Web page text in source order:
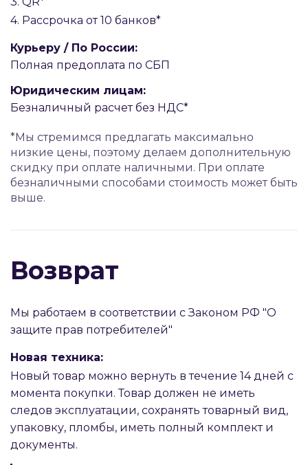
4. Рассрочка от 10 банков*
Курьеру / По России:
Полная предоплата по СБП
Юридическим лицам:
Безналичный расчет без НДС*
*Мы стремимся предлагать максимально
низкие цены, поэтому делаем дополнительную
скидку при оплате наличными. При оплате
безналичными способами стоимость может быть
выше.
Возврат
Мы работаем в соответствии с Законом РФ "О
защите прав потребителей"
Новая техника:
Новый товар можно вернуть в течение 14 дней с
момента покупки. Товар должен не иметь
следов эксплуатации, сохранять товарный вид,
упаковку, пломбы, иметь полный комплект и
документы.